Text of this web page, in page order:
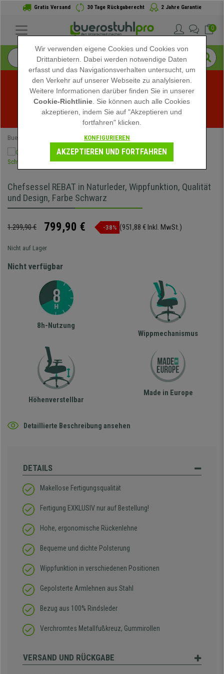
Gratis Versand 30 Tage Rückgaberecht 2 Jahre Garantie
0
Sommerschlussverkauf bei buerostuhlpro! Exklusive
Rabatte für kurze Zeit - Aktion ansehen -
Buerostuhlpro Echtleder-Stühle
Chefsessel REBAT in Naturleder, Wippfunktion, Qualität
und Design, Farbe Schwarz
1.299,90 € 799,90 € -38% (951,88 € Inkl. MwSt.)
Nicht auf Lager
Nicht verfügbar
8h-Nutzung
Wippmechanismus
Höhenverstellbar
Made in Europe
Detaillierte Beschreibung ansehen
DETAILS
Makellose Fertigungsqualität
Fertigung EXKLUSIV nur auf Bestellung!
Hohe, ergonomische Rückenlehne
Bequeme und dichte Polsterung
Wippfunktion in verschiedenen Positionen
Gepolsterte Armlehnen aus Stahl
Bezug aus 100% Rindsleder
Verchromtes Metallfußkreuz, Gummirollen
VERSAND UND RÜCKGABE
Wir verwenden eigene Cookies und Cookies von
Drittanbietern. Dabei werden notwendige Daten
erfasst und das Navigationsverhalten untersucht, um
den Verkehr auf unserer Webseite zu analylsieren.
Weitere Informationen darüber finden Sie in unserer
Cookie-Richtlinie . Sie können auch alle Cookies
akzeptieren, indem Sie auf "Akzeptieren und
fortfahren" klicken.
KONFIGURIEREN
AKZEPTIEREN UND FORTFAHREN